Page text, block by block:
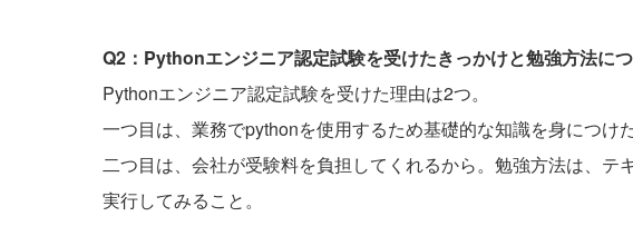
Q2：Pythonエンジニア認定試験を受けたきっかけと勉強方法につ
Pythonエンジニア認定試験を受けた理由は2つ。
一つ目は、業務でpythonを使用するため基礎的な知識を身につけ
二つ目は、会社が受験料を負担してくれるから。勉強方法は、テ
実行してみること。